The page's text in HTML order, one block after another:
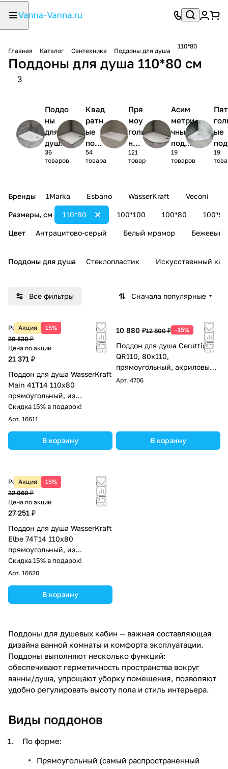
Главная Каталог Сантехника Поддоны для душа
110*80
Поддоны для душа 110*80 см
3
Поддо
ны
для
душа
1/4
круга
36
товаров
Квад
ратн
ые
подд
оны
для
54
товара
Пря
моу
голь
ные
под
дон
душ
а
121
товар
Асим
метри
чные
поддо
ны
для
19
товаров
ые
ны
для
19
Бренды 1Marka Esbano WasserKraft Veconi
Размеры, см 100*100 100*80 100*90
110*80
Цвет Антрацитово-серый Белый мрамор Бежевый
Поддоны для душа Стеклопластик Искусственный
Все фильтры Сначала популярные
Акция 15%
Розничная цена
30 530 ₽
Цена по акции
21 371 ₽
Поддон для душа WasserKraft
Main 41T14 110х80
прямоугольный, из
стеклопластика, белый
Скидка 15% в подарок!
Арт. 16611
В корзину
10 880 ₽12 800 ₽ -15%
Поддон для душа Ceruttispa
QR110, 80х110,
прямоугольный, акриловый,
белый
Арт. 4706
В корзину
Акция 15%
Розничная цена
32 060 ₽
Цена по акции
27 251 ₽
Поддон для душа WasserKraft
Elbe 74T14 110х80
прямоугольный, из
стеклопластика, черный
Скидка 15% в подарок!
Арт. 16620
В корзину
Поддоны для душевых кабин — важная составляющая
дизайна ванной комнаты и комфорта эксплуатации.
Поддоны выполняют несколько функций:
обеспечивают герметичность пространства вокруг
ванны/душа, упрощают уборку помещения, позволяют
удобно регулировать высоту пола и стиль интерьера.
Виды поддонов
По форме:
Прямоугольный (самый распространенный